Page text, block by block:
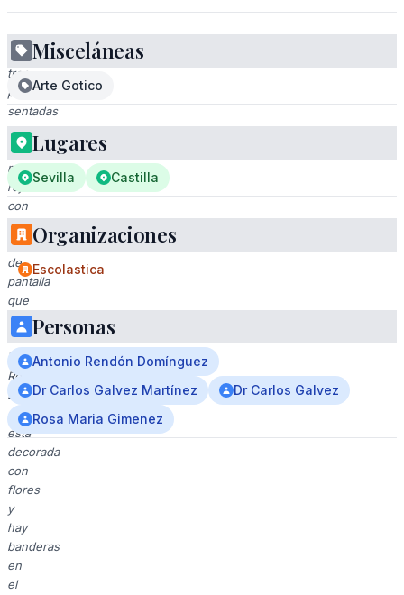
tres
personas
sentadas
en
una
mesa
roja
con
un
fondo
de
pantalla
que
dice
"Las
Vírgenes
Románicas".
La
mesa
está
decorada
con
flores
y
hay
banderas
en
el
Misceláneas
Arte Gotico
Lugares
Sevilla Castilla
Organizaciones
Escolastica
Personas
Antonio Rendón Domínguez
Dr Carlos Galvez Martínez
Dr Carlos Galvez
Rosa Maria Gimenez